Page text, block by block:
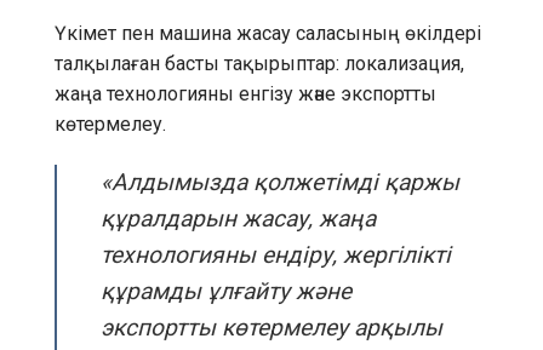
Үкімет пен машина жасау саласының өкілдері
талқылаған басты тақырыптар: локализация,
жаңа технологияны енгізу және экспортты
көтермелеу.
«Алдымызда қолжетімді қаржы
құралдарын жасау, жаңа
технологияны ендіру, жергілікті
құрамды ұлғайту және
экспортты көтермелеу арқылы